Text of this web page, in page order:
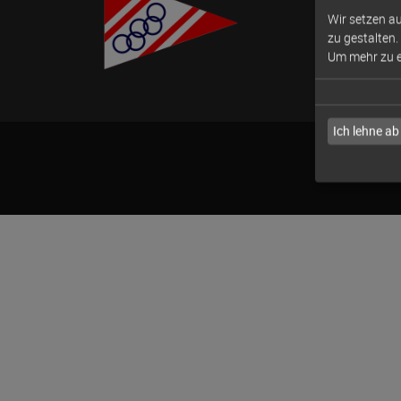
Wir setzen
zu gestalten.
Um mehr zu
Ich lehne ab